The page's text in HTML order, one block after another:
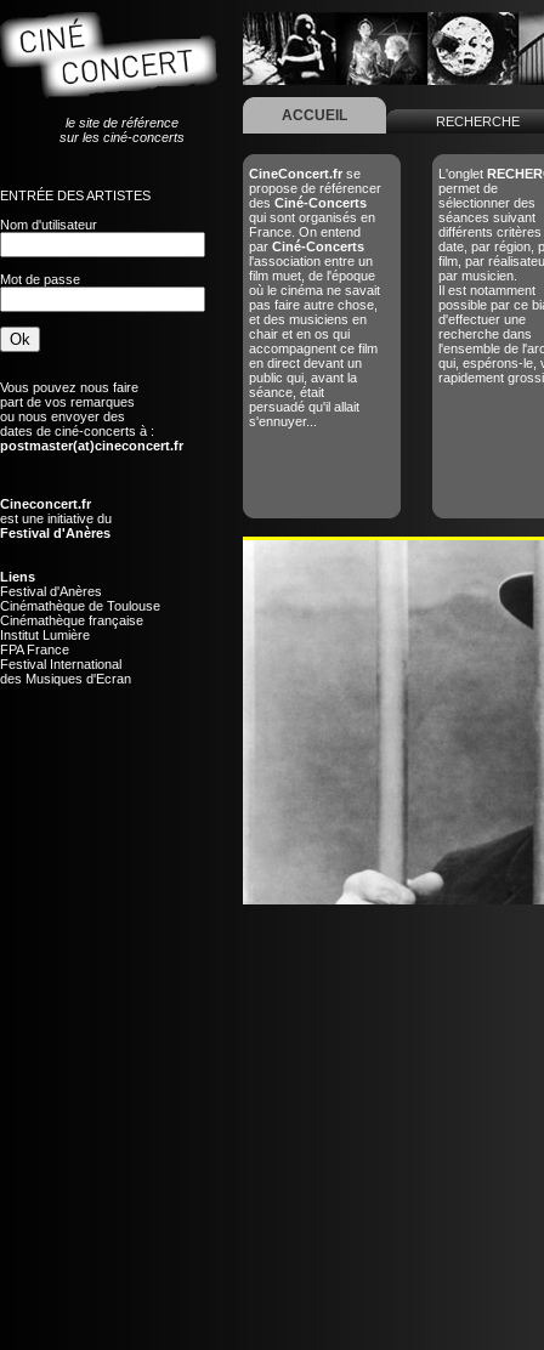
le site de référence
sur les ciné-concerts
ENTRÉE DES ARTISTES
Nom d'utilisateur
Mot de passe
Vous pouvez nous faire
part de vos remarques
ou nous envoyer des
dates de ciné-concerts à :
postmaster(at)cineconcert.fr
Cineconcert.fr
est une initiative du
Festival d'Anères
Liens
Festival d'Anères
Cinémathèque de Toulouse
Cinémathèque française
Institut Lumière
FPA France
Festival International
des Musiques d'Ecran
ACCUEIL RECHERCHE
CineConcert.fr se
propose de référencer
des Ciné-Concerts
qui sont organisés en
France. On entend
par Ciné-Concerts
l'association entre un
film muet, de l'époque
où le cinéma ne savait
pas faire autre chose,
et des musiciens en
chair et en os qui
accompagnent ce film
en direct devant un
public qui, avant la
séance, était
persuadé qu'il allait
s'ennuyer...
L'onglet
permet de
sélectionner des
séances suivant
différents critères
date, par région,
film, par
par musicien.
Il est notamment
possible par ce
d'effectuer une
recherche dans
l'ensemble de
qui, espérons-le,
rapidement